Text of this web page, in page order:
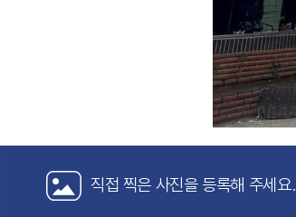
직접 찍은 사진을 등록해 주세요.